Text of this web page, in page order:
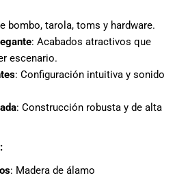
bombo, tarola, toms y hardware.
: Acabados atractivos que
escenario.
: Configuración intuitiva y sonido
: Construcción robusta y de alta
: Madera de álamo